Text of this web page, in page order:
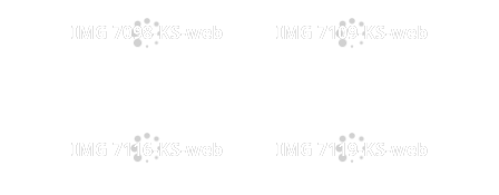
IMG 7098-KS-web IMG 7109-KS-web
IMG 7116-KS-web IMG 7119-KS-web